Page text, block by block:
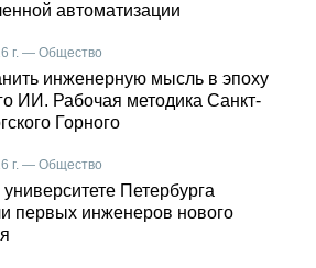
автоматизации
г. — Общество
инженерную мысль в эпоху
ИИ. Рабочая методика Санкт-
Горного
г. — Общество
Петербурга
первых инженеров нового